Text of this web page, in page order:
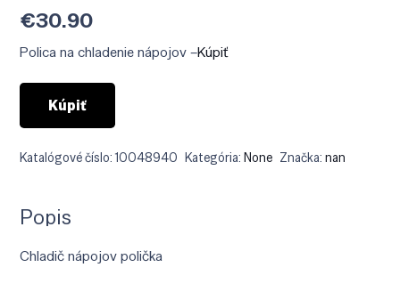
€30.90
Polica na chladenie nápojov –Kúpiť
Kúpiť
Katalógové číslo:10048940 Kategória:None Značka: nan
Popis
Chladič nápojov polička